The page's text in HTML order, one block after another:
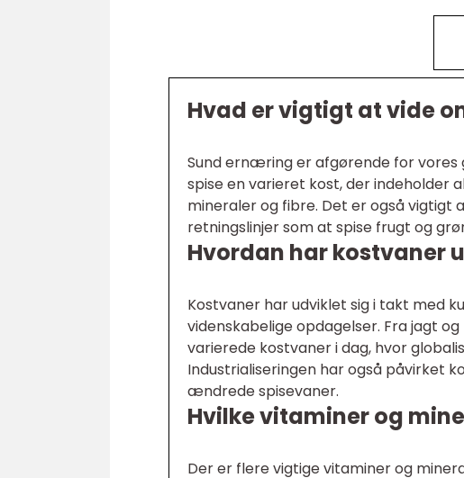
Hvad er vigtigt at vide
Sund ernæring er afgørende for
spise en varieret kost, der indeholder
mineraler og fibre. Det er også
retningslinjer som at spise frugt og
Hvordan har kostvaner
Kostvaner har udviklet sig i takt med
videnskabelige opdagelser. Fra jagt
varierede kostvaner i dag, hvor
Industrialiseringen har også påvirket
ændrede spisevaner.
Hvilke vitaminer og
Der er flere vigtige vitaminer og